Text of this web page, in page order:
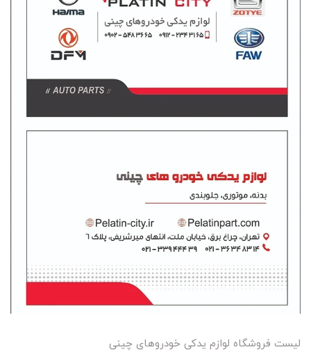
لیست فروشگاه لوازم یدکی خودروهای چینی